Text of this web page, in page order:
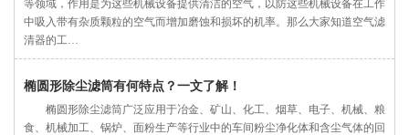
等领域，作用是为这些机械设备提供清洁的空气，以防这些机械设备在工作
中吸入带有杂质颗粒的空气而增加磨蚀和损坏的机率。那么大家知道空气滤
清器的工…
椭圆形除尘滤筒有何特点？一文了解！
椭圆形除尘滤筒广泛应用于冶金、矿山、化工、烟草、电子、机械、粮
食、机械加工、锅炉、面粉生产等行业中的车间粉尘净化体和含尘气体的回